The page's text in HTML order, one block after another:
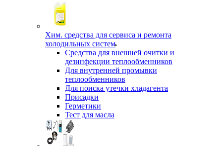
Хим. средства для сервиса и ремонта
холодильных систем
Средства для внешней очитки и
дезинфекции теплообменников
Для внутренней промывки
теплообменников
Для поиска утечки хладагента
Присадки
Герметики
Тест для масла